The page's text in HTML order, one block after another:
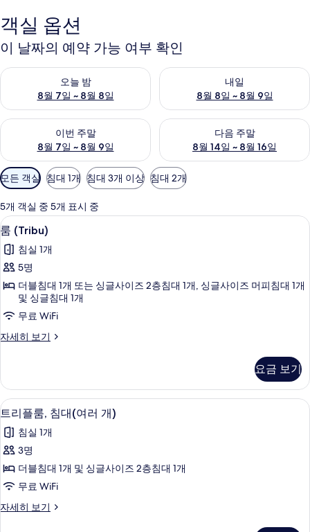
객실 옵션
이 날짜의 예약 가능 여부 확인
오늘 밤
8월 7일 ~ 8월 8일
오늘 밤 예약 가능 여부 확인, 8월 7일 ~ 8월 8일
내일
8월 8일 ~ 8월 9일
내일 예약 가능 여부 확인, 8월
이번 주말
8월 7일 ~ 8월 9일
이번 주말 예약 가능 여부 확인, 8월 7일 ~ 8월 9일
다음 주말
8월 14일 ~ 8월 16일
다음 주말 예약 가능 여부 확인,
객
실
에
사
용
가
능
한
터
모든 객실 침대 1개 침대 3개 이상 침대 2개
5개 객실 중 5개 표시 중
룸
(Tribu)
사
진
모
두
보
룸 (Tribu) | 책상, 암막 커튼, 방음 설비
8
룸 (Tribu)
침실 1개
5명
더블침대 1개 또는 싱글사이즈 2층침대 1개, 싱글사이즈 머피침대 1개
및 싱글침대 1개
무료 WiFi
자세히 보기
룸
히
보
기
요금 보기
트
리
플
룸,
침
(여
트리플룸, 침대(여러 개) | 책상, 암막
9
트리플룸, 침대(여러 개)
침실 1개
3명
더블침대 1개 및 싱글사이즈 2층침대 1개
무료 WiFi
자세히 보기
트